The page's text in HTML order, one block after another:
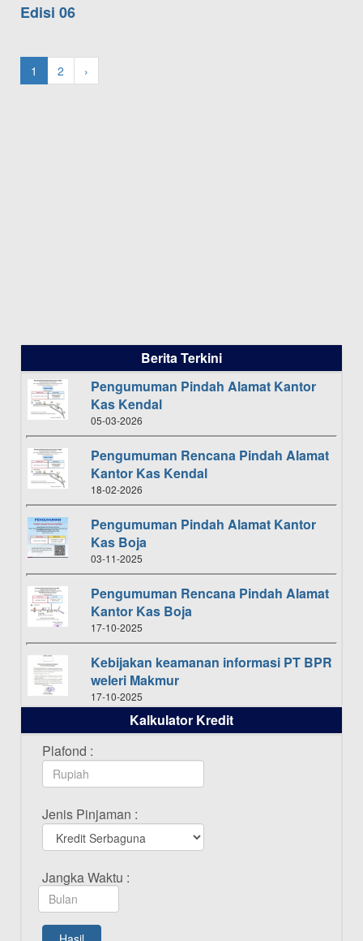
Edisi 06
1 2 ›
Berita Terkini
Pengumuman Pindah Alamat Kantor
Kas Kendal
05-03-2026
Pengumuman Rencana Pindah Alamat
Kantor Kas Kendal
18-02-2026
Pengumuman Pindah Alamat Kantor
Kas Boja
03-11-2025
Pengumuman Rencana Pindah Alamat
Kantor Kas Boja
17-10-2025
Kebijakan keamanan informasi PT BPR
weleri Makmur
17-10-2025
Daftar Pemenang Undian TAMASHA
Bulan Oktober 2025
16-10-2025
Bulan September 2025
20-09-2025
Daftar Pemenang Undian TAMASHA
Bulan Agustus 2025
Kalkulator Kredit
Plafond :
Jenis Pinjaman :
Jangka Waktu :